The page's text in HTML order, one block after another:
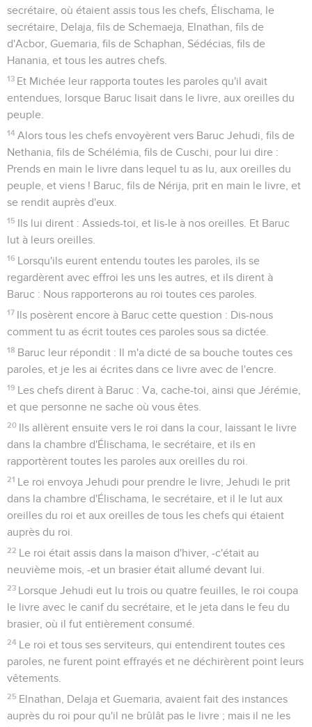
secrétaire, où étaient assis tous les chefs, Élischama, le
secrétaire, Delaja, fils de Schemaeja, Elnathan, fils de
d'Acbor, Guemaria, fils de Schaphan, Sédécias, fils de
Hanania, et tous les autres chefs.
13 Et Michée leur rapporta toutes les paroles qu'il avait
entendues, lorsque Baruc lisait dans le livre, aux oreilles du
peuple.
14 Alors tous les chefs envoyèrent vers Baruc Jehudi, fils de
Nethania, fils de Schélémia, fils de Cuschi, pour lui dire :
Prends en main le livre dans lequel tu as lu, aux oreilles du
peuple, et viens ! Baruc, fils de Nérija, prit en main le livre, et
se rendit auprès d'eux.
15 Ils lui dirent : Assieds-toi, et lis-le à nos oreilles. Et Baruc
lut à leurs oreilles.
16 Lorsqu'ils eurent entendu toutes les paroles, ils se
regardèrent avec effroi les uns les autres, et ils dirent à
Baruc : Nous rapporterons au roi toutes ces paroles.
17 Ils posèrent encore à Baruc cette question : Dis-nous
comment tu as écrit toutes ces paroles sous sa dictée.
18 Baruc leur répondit : Il m'a dicté de sa bouche toutes ces
paroles, et je les ai écrites dans ce livre avec de l'encre.
19 Les chefs dirent à Baruc : Va, cache-toi, ainsi que Jérémie,
et que personne ne sache où vous êtes.
20 Ils allèrent ensuite vers le roi dans la cour, laissant le livre
dans la chambre d'Élischama, le secrétaire, et ils en
rapportèrent toutes les paroles aux oreilles du roi.
21 Le roi envoya Jehudi pour prendre le livre, Jehudi le prit
dans la chambre d'Élischama, le secrétaire, et il le lut aux
oreilles du roi et aux oreilles de tous les chefs qui étaient
auprès du roi.
22 Le roi était assis dans la maison d'hiver, -c'était au
neuvième mois, -et un brasier était allumé devant lui.
23 Lorsque Jehudi eut lu trois ou quatre feuilles, le roi coupa
le livre avec le canif du secrétaire, et le jeta dans le feu du
brasier, où il fut entièrement consumé.
24 Le roi et tous ses serviteurs, qui entendirent toutes ces
paroles, ne furent point effrayés et ne déchirèrent point leurs
vêtements.
25 Elnathan, Delaja et Guemaria, avaient fait des instances
auprès du roi pour qu'il ne brûlât pas le livre ; mais il ne les